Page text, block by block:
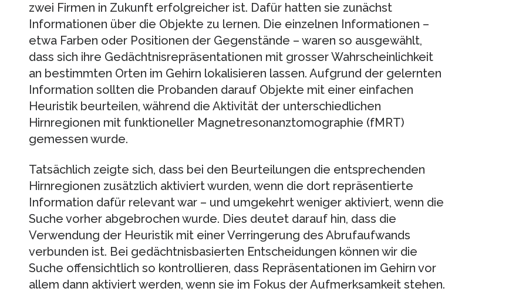
zwei Firmen in Zukunft erfolgreicher ist. Dafür hatten sie zunächst
Informationen über die Objekte zu lernen. Die einzelnen Informationen –
etwa Farben oder Positionen der Gegenstände – waren so ausgewählt,
dass sich ihre Gedächtnisrepräsentationen mit grosser Wahrscheinlichkeit
an bestimmten Orten im Gehirn lokalisieren lassen. Aufgrund der gelernten
Information sollten die Probanden darauf Objekte mit einer einfachen
Heuristik beurteilen, während die Aktivität der unterschiedlichen
Hirnregionen mit funktioneller Magnetresonanztomographie (fMRT)
gemessen wurde.
Tatsächlich zeigte sich, dass bei den Beurteilungen die entsprechenden
Hirnregionen zusätzlich aktiviert wurden, wenn die dort repräsentierte
Information dafür relevant war – und umgekehrt weniger aktiviert, wenn die
Suche vorher abgebrochen wurde. Dies deutet darauf hin, dass die
Verwendung der Heuristik mit einer Verringerung des Abrufaufwands
verbunden ist. Bei gedächtnisbasierten Entscheidungen können wir die
Suche offensichtlich so kontrollieren, dass Repräsentationen im Gehirn vor
allem dann aktiviert werden, wenn sie im Fokus der Aufmerksamkeit stehen.